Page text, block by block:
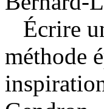
Écrire
méthode